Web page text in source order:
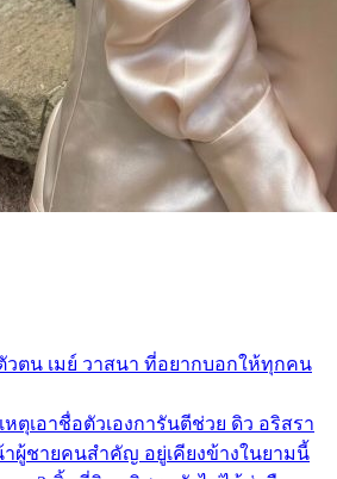
วตน เมย์ วาสนา ที่อยากบอกให้ทุกคน
ตุเอาชื่อตัวเองการันตีช่วย ดิว อริสรา
าผู้ชายคนสำคัญ อยู่เคียงข้างในยามนี้